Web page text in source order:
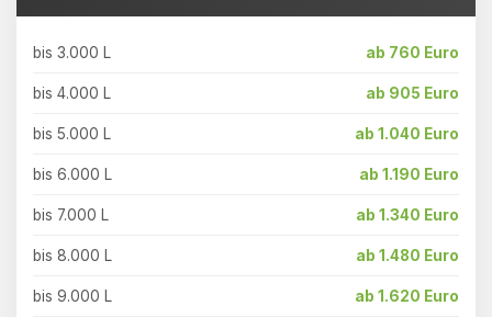
bis 3.000 L ab 760 Euro
bis 4.000 L ab 905 Euro
bis 5.000 L ab 1.040 Euro
bis 6.000 L ab 1.190 Euro
bis 7.000 L ab 1.340 Euro
bis 8.000 L ab 1.480 Euro
bis 9.000 L ab 1.620 Euro